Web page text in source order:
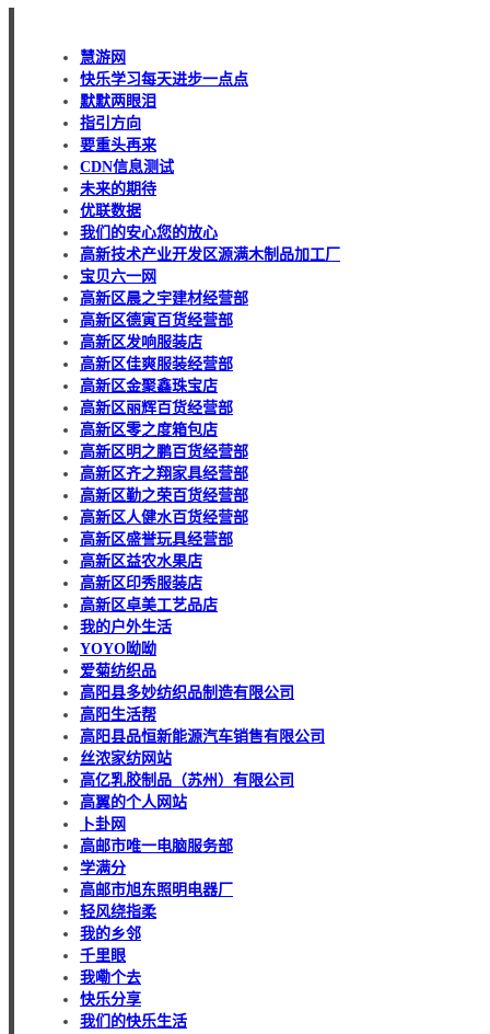
慧游网
快乐学习每天进步一点点
默默两眼泪
指引方向
要重头再来
CDN信息测试
未来的期待
优联数据
我们的安心您的放心
高新技术产业开发区源满木制品加工厂
宝贝六一网
高新区晨之宇建材经营部
高新区德寅百货经营部
高新区发响服装店
高新区佳爽服装经营部
高新区金聚鑫珠宝店
高新区丽辉百货经营部
高新区零之度箱包店
高新区明之鹏百货经营部
高新区齐之翔家具经营部
高新区勤之荣百货经营部
高新区人健水百货经营部
高新区盛誉玩具经营部
高新区益农水果店
高新区印秀服装店
高新区卓美工艺品店
我的户外生活
YOYO呦呦
爱菊纺织品
高阳县多妙纺织品制造有限公司
高阳生活帮
高阳县品恒新能源汽车销售有限公司
丝浓家纺网站
高亿乳胶制品（苏州）有限公司
高翼的个人网站
卜卦网
高邮市唯一电脑服务部
学满分
高邮市旭东照明电器厂
轻风绕指柔
我的乡邻
千里眼
我嘞个去
快乐分享
我们的快乐生活